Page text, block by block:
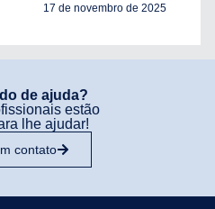
17 de novembro de 2025
de ajuda?
estão
lhe ajudar!
contato